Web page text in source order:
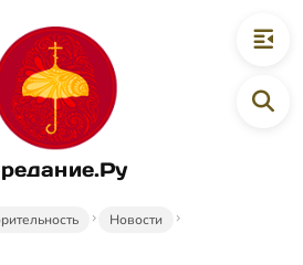
Новости